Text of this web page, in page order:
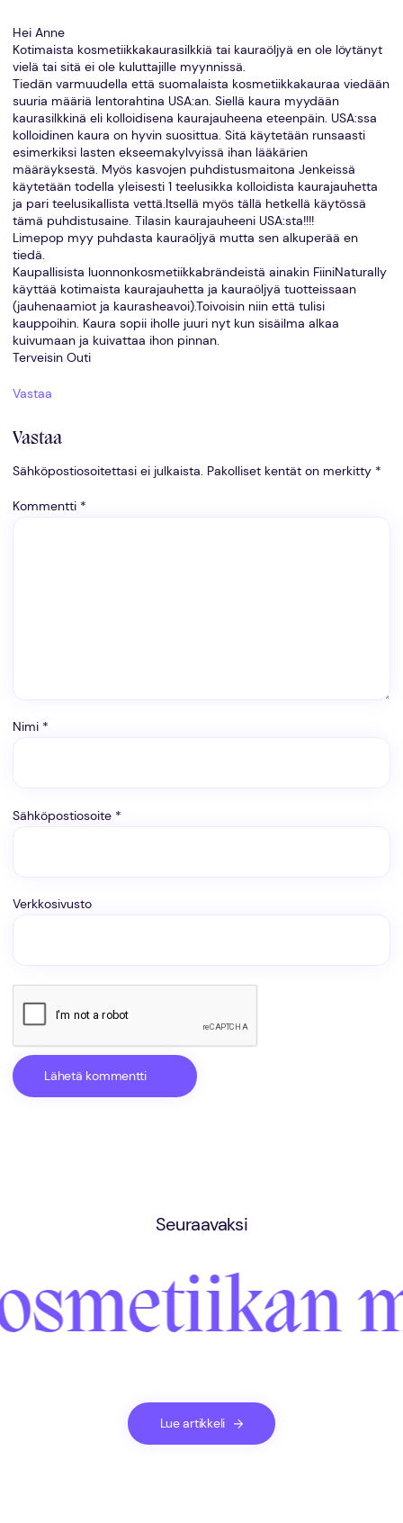
Hei Anne
Kotimaista kosmetiikkakaurasilkkiä tai kauraöljyä en ole löytänyt
vielä tai sitä ei ole kuluttajille myynnissä.
Tiedän varmuudella että suomalaista kosmetiikkakauraa viedään
suuria määriä lentorahtina USA:an. Siellä kaura myydään
kaurasilkkinä eli kolloidisena kaurajauheena eteenpäin. USA:ssa
kolloidinen kaura on hyvin suosittua. Sitä käytetään runsaasti
esimerkiksi lasten ekseemakylvyissä ihan lääkärien
määräyksestä. Myös kasvojen puhdistusmaitona Jenkeissä
käytetään todella yleisesti 1 teelusikka kolloidista kaurajauhetta
ja pari teelusikallista vettä.Itsellä myös tällä hetkellä käytössä
tämä puhdistusaine. Tilasin kaurajauheeni USA:sta!!!!
Limepop myy puhdasta kauraöljyä mutta sen alkuperää en
tiedä.
Kaupallisista luonnonkosmetiikkabrändeistä ainakin FiiniNaturally
käyttää kotimaista kaurajauhetta ja kauraöljyä tuotteissaan
(jauhenaamiot ja kaurasheavoi).Toivoisin niin että tulisi
kauppoihin. Kaura sopii iholle juuri nyt kun sisäilma alkaa
kuivumaan ja kuivattaa ihon pinnan.
Terveisin Outi
Vastaa
Vastaa
Sähköpostiosoitettasi ei julkaista. Pakolliset kentät on merkitty *
Kommentti *
Nimi *
Sähköpostiosoite *
Verkkosivusto
Seuraavaksi
Lue artikkeli